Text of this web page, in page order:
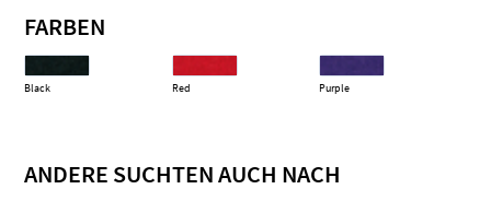
FARBEN
Black Red Purple
ANDERE SUCHTEN AUCH NACH